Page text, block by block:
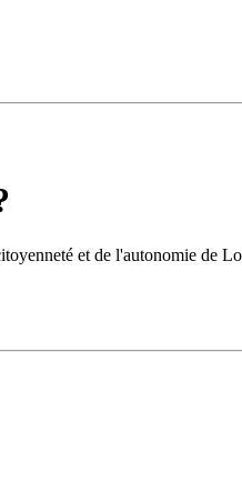
et de l'autonomie de